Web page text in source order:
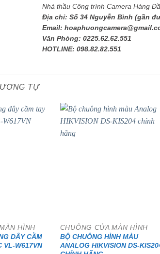
Nhà thầu Công trình Camera Hàng
Địa chỉ: Số 34 Nguyễn Bình (gần
Email:
Văn Phòng: 0225.62.62.551
HOTLINE: 098.82.82.551
TỰ
HÌNH
DÂY CẦM
VL-W617VN
CHUÔNG CỬA MÀN HÌNH
BỘ CHUÔNG HÌNH MÀU
ANALOG HIKVISION DS-